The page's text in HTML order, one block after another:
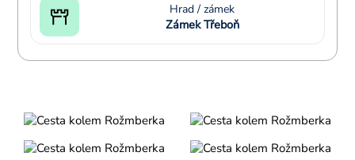
Hrad / zámek
Zámek Třeboň